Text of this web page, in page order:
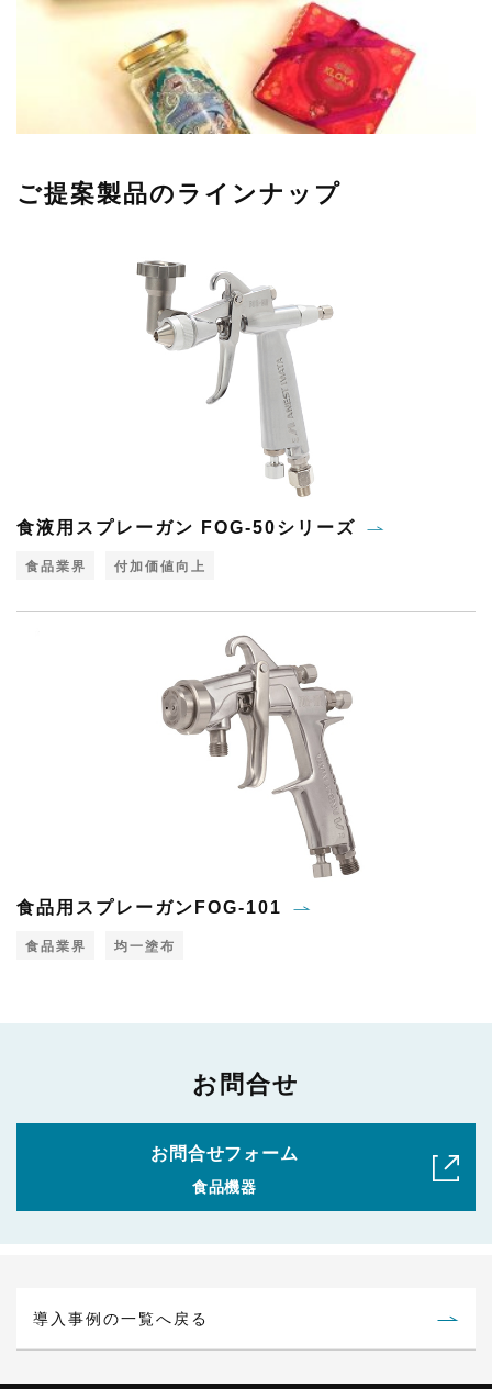
ご提案製品のラインナップ
食液用スプレーガン FOG-50シリーズ
食品業界 付加価値向上
食品用スプレーガンFOG-101
食品業界 均一塗布
お問合せ
お問合せフォーム
食品機器
導入事例の一覧へ戻る